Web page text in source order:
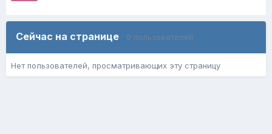
Сейчас на странице 0 пользователей
Нет пользователей, просматривающих эту страницу